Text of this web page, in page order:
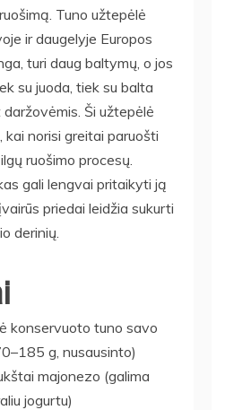
Tuno užtepėlė
ir daugelyje Europos
turi daug baltymų, o jos
su juoda, tiek su balta
Ši užtepėlė
kai norisi greitai paruošti
ruošimo procesų.
gali lengvai pritaikyti ją
priedai leidžia sukurti
derinių.
konservuoto tuno savo
g, nusausinto)
majonezo (galima
jogurtu)